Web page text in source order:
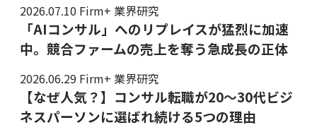
2026.07.10 Firm+ 業界研究
「AIコンサル」へのリプレイスが猛烈に加速
中。競合ファームの売上を奪う急成長の正体
2026.06.29 Firm+ 業界研究
【なぜ人気？】コンサル転職が20〜30代ビジ
ネスパーソンに選ばれ続ける5つの理由